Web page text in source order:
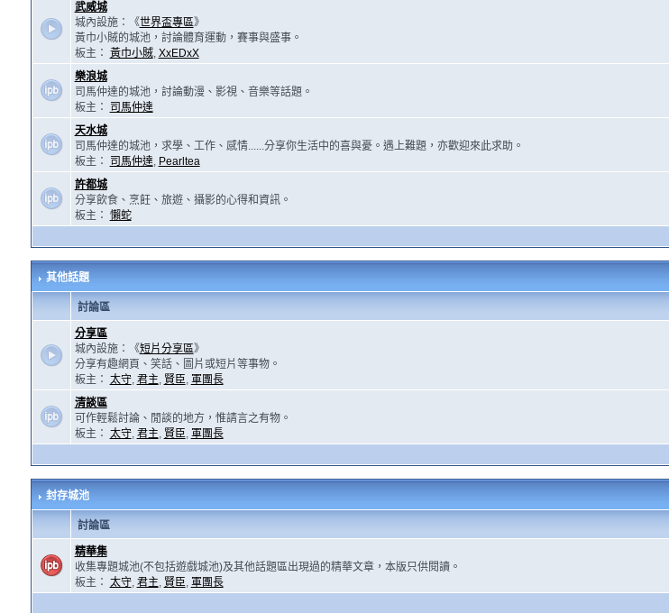
武威城
城內設施：《世界盃專區》
黃巾小賊的城池，討論體育運動，賽事與盛事。
板主： 黃巾小賊, XxEDxX
樂浪城
司馬仲達的城池，討論動漫、影視、音樂等話題。
板主：
司馬仲達
天水城
司馬仲達的城池，求學、工作、感情......分享你生活中的喜與憂。遇上難題，亦歡迎來此求助。
板主：
司馬仲達, Pearltea
許都城
分享飲食、烹飪、旅遊、攝影的心得和資訊。
板主： 懶蛇
其他話題
討論區
分享區
城內設施：《短片分享區》
分享有趣網頁、笑話、圖片或短片等事物。
板主： 太守, 君主, 賢臣, 軍團長
清談區
可作輕鬆討論、閒談的地方，惟請言之有物。
板主： 太守, 君主, 賢臣, 軍團長
封存城池
討論區
精華集
收集專題城池(不包括遊戲城池)及其他話題區出現過的精華文章，本版只供閱讀。
板主： 太守, 君主, 賢臣, 軍團長